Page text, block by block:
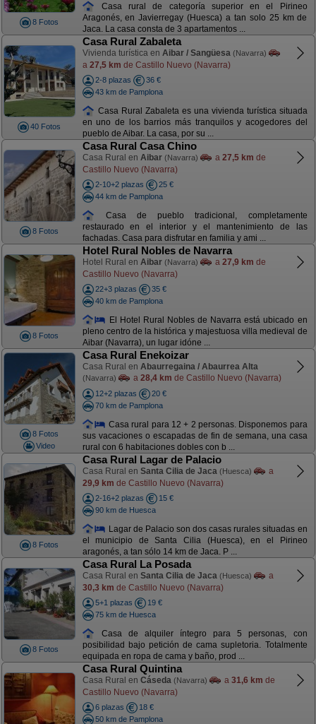
8 Fotos
Casa rural de categoría superior en el Pirineo
Aragonés, en Javierregay (Huesca) a tan solo 25 km de
Jaca. La casa consta de 3 apartamentos ...
40 Fotos
Casa Rural Zabaleta
Vivienda turística en Aibar / Sangüesa (Navarra)
a 27,5 km de Castillo Nuevo (Navarra)
2-8 plazas
36 €
43 km de Pamplona
Casa Rural Zabaleta es una vivienda turística situada
en uno de los barrios más tranquilos y acogedores del
pueblo de Aibar. La casa, por su ...
8 Fotos
Casa Rural Casa Chino
Casa Rural en Aibar (Navarra) a 27,5 km de
Castillo Nuevo (Navarra)
2-10+2 plazas
25 €
44 km de Pamplona
Casa de pueblo tradicional, completamente
restaurado en el interior y el mantenimiento de las
fachadas. Casa para disfrutar en familia y ami ...
8 Fotos
Hotel Rural Nobles de Navarra
Hotel Rural en Aibar (Navarra) a 27,9 km de
Castillo Nuevo (Navarra)
22+3 plazas
35 €
40 km de Pamplona
El Hotel Rural Nobles de Navarra está ubicado en
pleno centro de la histórica y majestuosa villa medieval de
Aibar (Navarra), un lugar idóne ...
8 Fotos
Video
Casa Rural Enekoizar
Casa Rural en Abaurregaina / Abaurrea Alta
(Navarra) a 28,4 km de Castillo Nuevo (Navarra)
12+2 plazas
20 €
70 km de Pamplona
Casa rural para 12 + 2 personas. Disponemos para
sus vacaciones o escapadas de fin de semana, una casa
rural con 6 habitaciones dobles con b ...
8 Fotos
Casa Rural Lagar de Palacio
Casa Rural en Santa Cilia de Jaca (Huesca)
a
29,9 km de Castillo Nuevo (Navarra)
2-16+2 plazas
15 €
90 km de Huesca
Lagar de Palacio son dos casas rurales situadas en
el municipio de Santa Cilia (Huesca), en el Pirineo
aragonés, a tan sólo 14 km de Jaca. P ...
8 Fotos
Casa Rural La Posada
Casa Rural en Santa Cilia de Jaca (Huesca)
a
30,3 km de Castillo Nuevo (Navarra)
5+1 plazas
19 €
75 km de Huesca
Casa de alquiler íntegro para 5 personas, con
posibilidad bajo petición de cama supletoria. Totalmente
equipada en ropa de cama y baño, prod ...
Casa Rural Quintina
Casa Rural en Cáseda (Navarra) a 31,6 km de
Castillo Nuevo (Navarra)
6 plazas
18 €
50 km de Pamplona